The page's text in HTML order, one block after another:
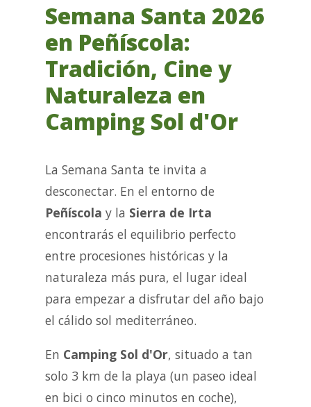
Semana Santa 2026
en Peñíscola:
Tradición, Cine y
Naturaleza en
Camping Sol d'Or
La Semana Santa te invita a
desconectar. En el entorno de
Peñíscola y la Sierra de Irta
encontrarás el equilibrio perfecto
entre procesiones históricas y la
naturaleza más pura, el lugar ideal
para empezar a disfrutar del año bajo
el cálido sol mediterráneo.
En Camping Sol d'Or, situado a tan
solo 3 km de la playa (un paseo ideal
en bici o cinco minutos en coche),